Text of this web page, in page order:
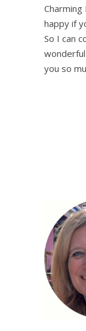
happy if
So I can
you so